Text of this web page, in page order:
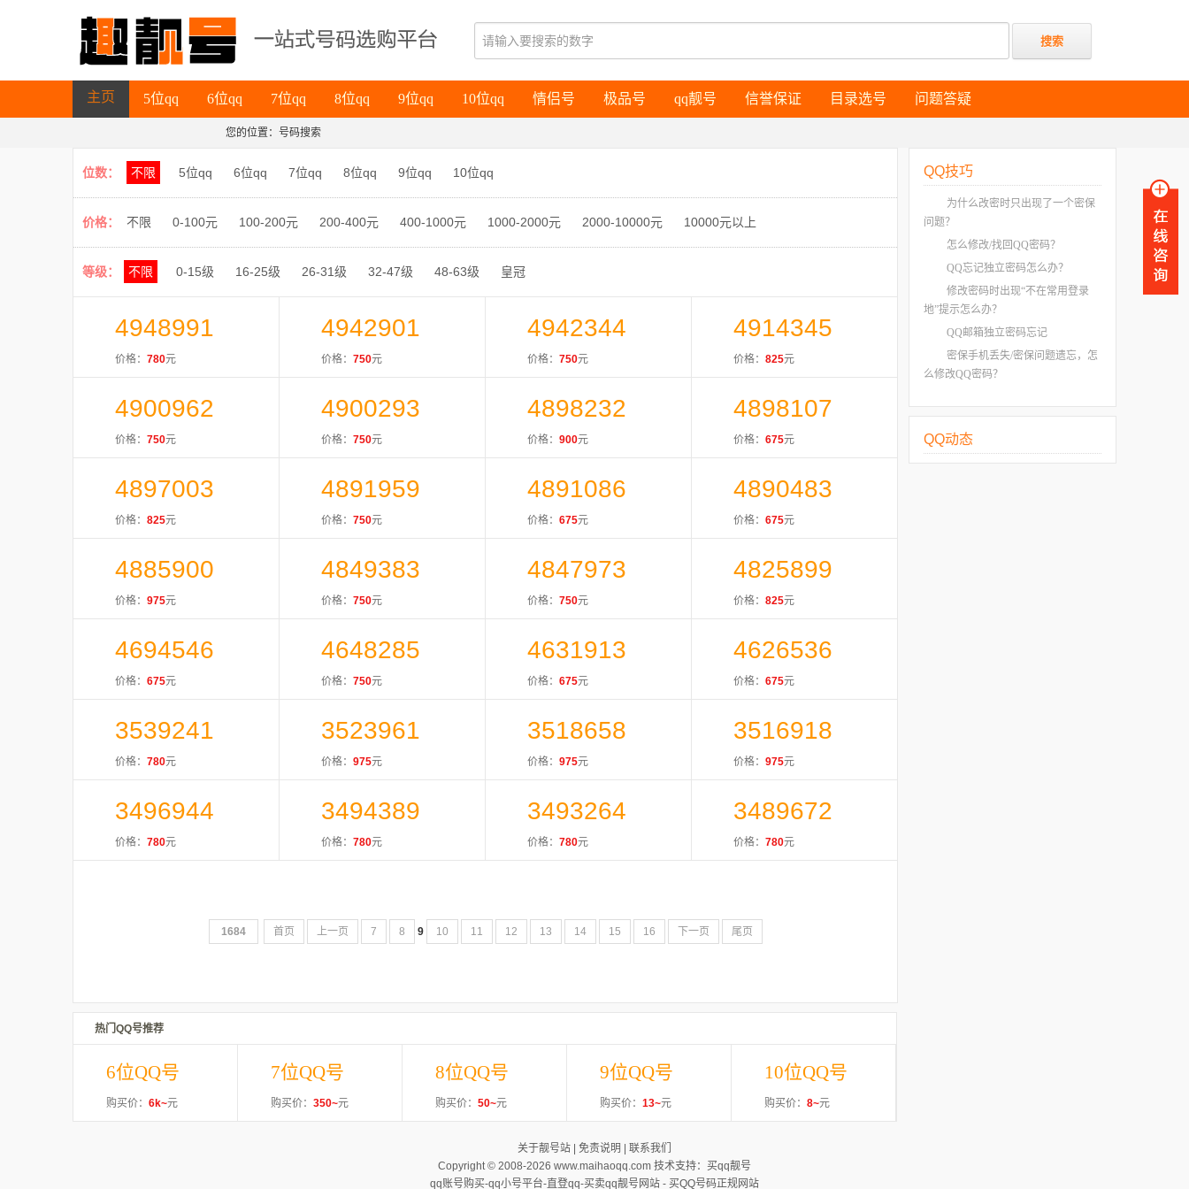
主页 5位qq
5位qq
6位qq
6位qq
7位qq 8位qq 9位qq 10位qq
10位qq
情侣号
情侣号
极品号
极品号
qq靓号
qq靓号
信誉保证
信誉保证
目录选号
目录选号
问题答疑
问题答疑
您的位置：号码搜索
位数： 不限 5位qq 6位qq 7位qq 8位qq 9位qq 10位qq
价格： 不限 0-100元 100-200元 200-400元 400-1000元 1000-2000元 2000-10000元 10000元以上
等级： 不限 0-15级 16-25级 26-31级 32-47级 48-63级 皇冠
4948991
价格： 780元
4942901
价格： 750元
4942344
价格： 750元
4914345
价格： 825元
4900962
价格： 750元
4900293
价格： 750元
4898232
价格： 900元
4898107
价格： 675元
4897003
价格： 825元
4891959
价格： 750元
4891086
价格： 675元
4890483
价格： 675元
4885900
价格： 975元
4849383
价格： 750元
4847973
价格： 750元
4825899
价格： 825元
4694546
价格： 675元
4648285
价格： 750元
4631913
价格： 675元
4626536
价格： 675元
3539241
价格： 780元
3523961
价格： 975元
3518658
价格： 975元
3516918
价格： 975元
3496944
价格： 780元
3494389
价格： 780元
3493264
价格： 780元
3489672
价格： 780元
1684 首页 上一页 7 8 9 10 11 12 13 14 15 16 下一页 尾页
热门QQ号推荐
6位QQ号
购买价： 6k~元
7位QQ号
购买价： 350~元
8位QQ号
购买价： 50~元
9位QQ号
购买价： 13~元
10位QQ号
购买价： 8~元
QQ技巧
为什么改密时只出现了一个密保
问题？
怎么修改/找回QQ密码？
QQ忘记独立密码怎么办？
修改密码时出现“不在常用登录
地”提示怎么办？
QQ邮箱独立密码忘记
密保手机丢失/密保问题遗忘，怎
么修改QQ密码？
QQ动态
关于靓号站 免责说明
联系我们
Copyright © 2008-2026 www.maihaoqq.com 技术支持： 买qq靓号
qq账号购买-qq小号平台-直登qq-买卖qq靓号网站 - 买QQ号码正规网站